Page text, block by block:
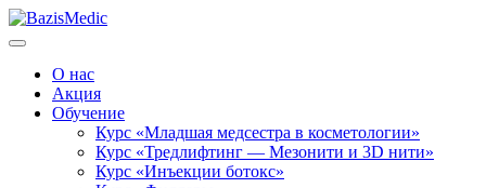
О нас
Акция
Обучение
Курс «Младшая медсестра в косметологии»
Курс «Тредлифтинг — Мезонити и 3D нити»
Курс «Инъекции ботокс»